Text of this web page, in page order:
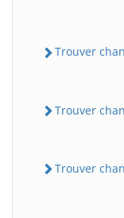
Trouver
Trouver
Trouver